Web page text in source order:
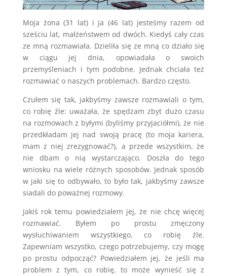
Moja żona (31 lat) i ja (46 lat) jesteśmy razem od
sześciu lat, małżeństwem od dwóch. Kiedyś cały czas
ze mną rozmawiała. Dzieliła się ze mną co działo się
w ciągu jej dnia, opowiadała o swoich
przemyśleniach i tym podobne. Jednak chciała też
rozmawiać o naszych problemach. Bardzo często.
Czułem się tak, jakbyśmy zawsze rozmawiali o tym,
co robię źle: uważała, że spędzam zbyt dużo czasu
na rozmowach z byłymi (byliśmy przyjaciółmi), że nie
przedkładam jej nad swoją pracę (to moja kariera,
mam z niej zrezygnować?), a przede wszystkim, że
nie dbam o nią wystarczająco. Doszła do tego
wniosku na wiele różnych sposobów. Jednak sposób
w jaki się to odbywało, to było tak, jakbyśmy zawsze
siadali do poważnej rozmowy.
Jakiś rok temu powiedziałem jej, że nie chcę więcej
rozmawiać. Byłem po prostu zmęczony
wysłuchiwaniem wszystkiego, co robię źle.
Zapewniam wszystko, czego potrzebujemy, czy mogę
po prostu odpocząć? Powiedziałem jej, że jeśli ma
problem z tym, co robię, to może wynieść się z